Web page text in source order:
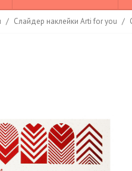
/ Слайдер наклейки Arti for you /